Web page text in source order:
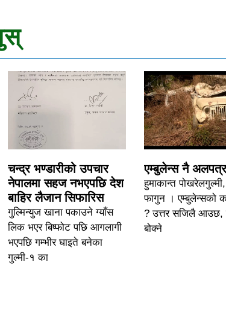
चन्द्र भण्डारीको उपचार
नेपालमा सहज नभएपछि देश
बाहिर लैजान सिफारिस
गुल्मिन्युज खाना पकाउने ग्याँस
लिक भएर बिष्फोट पछि आगलागी
भएपछि गम्भीर घाइते बनेका
गुल्मी-१ का
एम्बुलेन्स नै अलपत्र
हुमाकान्त
फागुन । एम्बुलेन्सको
? उत्तर सजिलै आउछ,
बोक्ने